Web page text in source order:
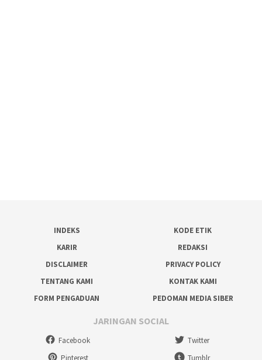
INDEKS
KODE ETIK
KARIR
REDAKSI
DISCLAIMER
PRIVACY POLICY
TENTANG KAMI
KONTAK KAMI
FORM PENGADUAN
PEDOMAN MEDIA SIBER
JARINGAN SOCIAL
Facebook
Twitter
Pinterest
Tumblr